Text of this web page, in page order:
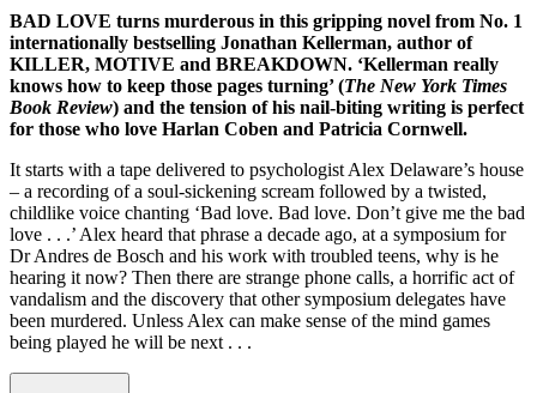
BAD LOVE turns murderous in this gripping novel from No. 1
internationally bestselling Jonathan Kellerman, author of
KILLER, MOTIVE and BREAKDOWN. ‘Kellerman really
knows how to keep those pages turning’ (The New York Times
Book Review) and the tension of his nail-biting writing is perfect
for those who love Harlan Coben and Patricia Cornwell.
It starts with a tape delivered to psychologist Alex Delaware’s house
– a recording of a soul-sickening scream followed by a twisted,
childlike voice chanting ‘Bad love. Bad love. Don’t give me the bad
love . . .’ Alex heard that phrase a decade ago, at a symposium for
Dr Andres de Bosch and his work with troubled teens, why is he
hearing it now? Then there are strange phone calls, a horrific act of
vandalism and the discovery that other symposium delegates have
been murdered. Unless Alex can make sense of the mind games
being played he will be next . . .